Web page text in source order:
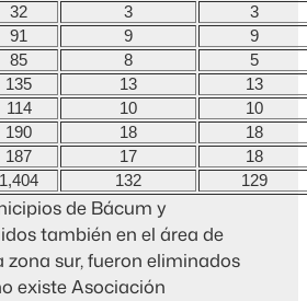
32 3
3
91 9
9
85 8
5
135 13
13
114 10
10
190 18
18
187 17
18
1,404 132 129
de Bácum y
también en el área de
zona sur, fueron eliminados
existe Asociación